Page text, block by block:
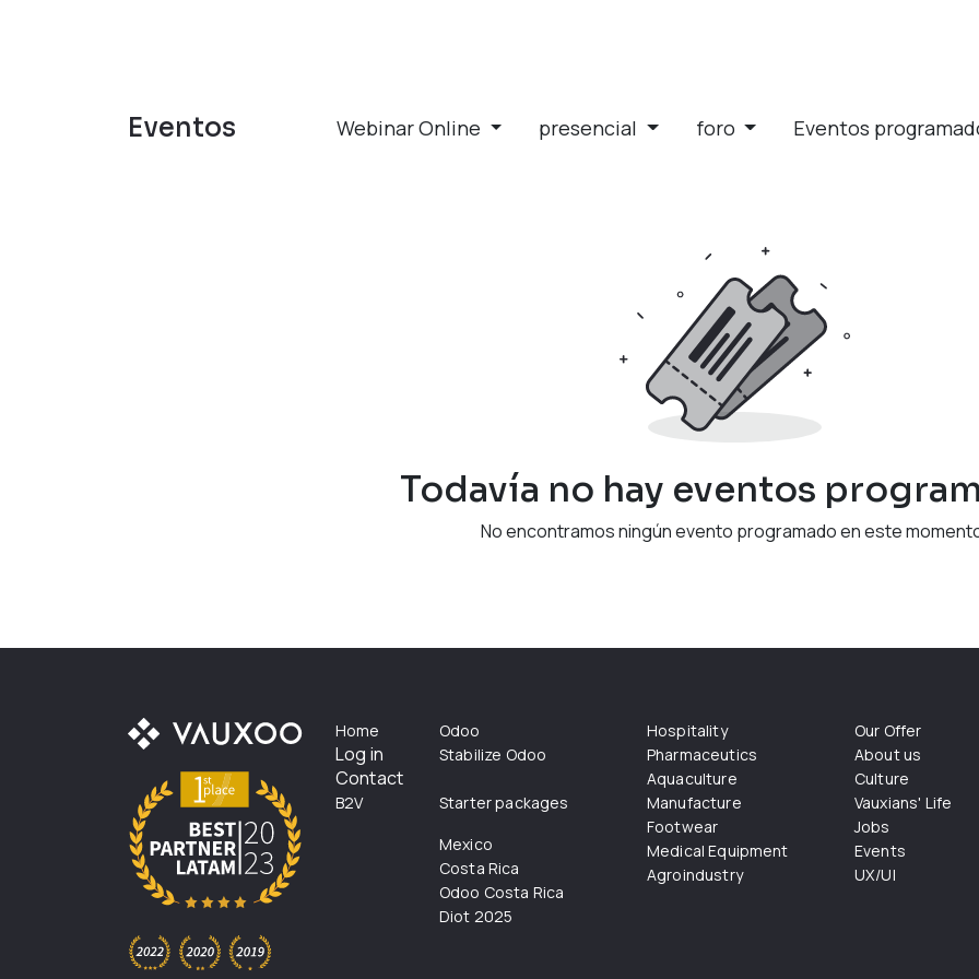
Eventos Webinar Online presencial foro Eventos
Todavía no hay eventos
No encontramos ningún evento programado en este
Home
Log in
Contact
B2V
Odoo
Stabilize Odoo
Starter packages
Mexico
Costa Rica
Odoo Costa Rica
Diot 2025
Hospitality
Pharmaceutics
Aquaculture
Manufacture
Footwear
Medical Equipment
Agroindustry
Our Offer
About us
Culture
Vauxians' Life
Jobs
Events
UX/UI